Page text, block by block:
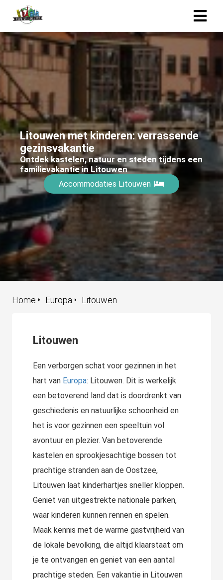
Litouwen met kinderen: verrassende
gezinsvakantie
Ontdek kastelen, natuur en steden tijdens een
familievakantie in Litouwen
Accommodaties Litouwen
Litouwen
Europa
Home
Litouwen
Een verborgen schat voor gezinnen in het
hart van Europa: Litouwen. Dit is werkelijk
een betoverend land dat is doordrenkt van
geschiedenis en natuurlijke schoonheid en
het is voor gezinnen een speeltuin vol
avontuur en plezier. Van betoverende
kastelen en sprookjesachtige bossen tot
prachtige stranden aan de Oostzee,
Litouwen laat kinderhartjes sneller kloppen.
Geniet van uitgestrekte nationale parken,
waar kinderen kunnen rennen en spelen.
Maak kennis met de warme gastvrijheid van
de lokale bevolking, die altijd klaarstaat om
je te ontvangen en geniet van een aantal
prachtige steden. Een vakantie in Litouwen